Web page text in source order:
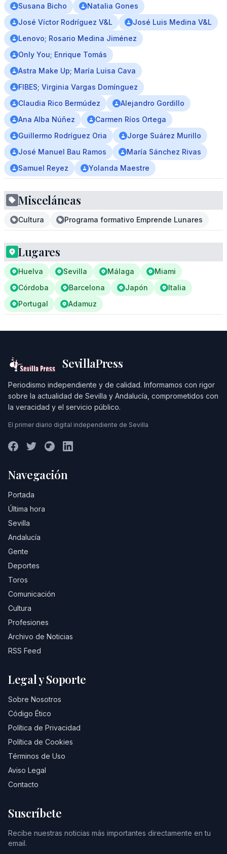
Susana Bicho
Natalia Gones
José Víctor Rodríguez V&L
José Luis Medina V&L
Lenovo; Rosario Medina Jiménez
Only You; Enrique Tomás
Astra Make Up; María Luisa Cava
FIBES; Virginia Vargas Domínguez
Claudia Rico Bermúdez
Alejandro Gordillo
Ana Alba Núñez
Carmen Ríos Ortega
Guillermo Rodríguez Oria
Jorge Suárez Murillo
José Manuel Bau Ramos
María Sánchez Rivas
Samuel Reyez
Yolanda Maestre
Misceláneas
Cultura Programa formativo Emprende Lunares
Lugares
Huelva Sevilla Málaga
Miami
Córdoba
Barcelona Japón
Italia
Portugal
Adamuz
SevillaPress
Periodismo independiente y de calidad. Informamos con rigor
sobre la actualidad de Sevilla y Andalucía, comprometidos con
la veracidad y el servicio público.
El primer diario digital independiente de Sevilla
Navegación
Portada
Última hora
Sevilla
Andalucía
Gente
Deportes
Toros
Comunicación
Cultura
Profesiones
Archivo de Noticias
RSS Feed
Legal y Soporte
Sobre Nosotros
Código Ético
Política de Privacidad
Política de Cookies
Términos de Uso
Aviso Legal
Contacto
Suscríbete
Recibe nuestras noticias más importantes directamente en tu
email.